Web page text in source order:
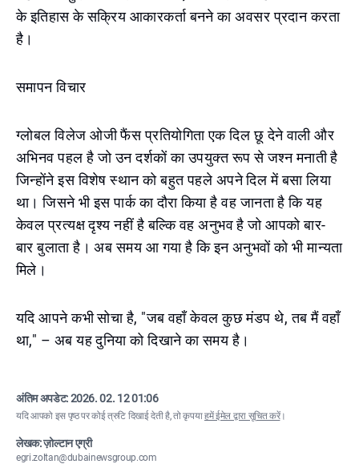
के इतिहास के सक्रिय आकारकर्ता बनने का अवसर प्रदान करता
है।
समापन विचार
ग्लोबल विलेज ओजी फैंस प्रतियोगिता एक दिल छू देने वाली और
अभिनव पहल है जो उन दर्शकों का उपयुक्त रूप से जश्न मनाती है
जिन्होंने इस विशेष स्थान को बहुत पहले अपने दिल में बसा लिया
था। जिसने भी इस पार्क का दौरा किया है वह जानता है कि यह
केवल प्रत्यक्ष दृश्य नहीं है बल्कि वह अनुभव है जो आपको बार-
बार बुलाता है। अब समय आ गया है कि इन अनुभवों को भी मान्यता
मिले।
यदि आपने कभी सोचा है, "जब वहाँ केवल कुछ मंडप थे, तब मैं वहाँ
था," – अब यह दुनिया को दिखाने का समय है।
अंतिम अपडेट:2026. 02. 12 01:06
यदि आपको इस पृष्ठ पर कोई त्रुटि दिखाई देती है, तो कृपयाहमें ईमेल द्वारा सूचित करें।
लेखक: ज़ोल्टान एग्री
egri.zoltan@dubainewsgroup.com